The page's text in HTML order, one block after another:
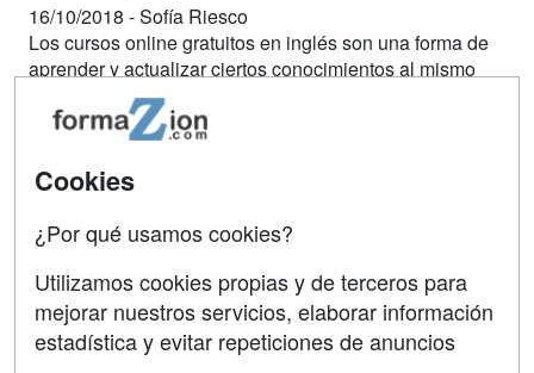
16/10/2018 -Sofía Riesco
Los cursos online gratuitos en inglés son una forma de
aprender y actualizar ciertos conocimientos al mismo
tiempo que se mejora el nivel de inglés, gracias a los
vídeos y textos en este idioma.
Cookies
¿Por qué usamos cookies?
Utilizamos cookies propias y de terceros para
mejorar nuestros servicios, elaborar información
estadística y evitar repeticiones de anuncios